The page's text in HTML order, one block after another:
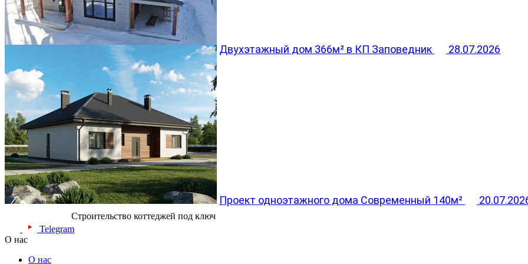
Двухэтажный дом 366м² в КП Заповедник 28.07.2026
Проект одноэтажного дома Современный 140м²
Строительство коттеджей под ключ
Telegram
О нас
О нас